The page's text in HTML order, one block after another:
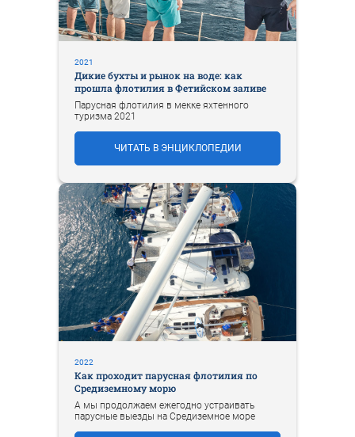
2021
Дикие бухты и рынок на воде: как
прошла флотилия в Фетийском заливе
Парусная флотилия в мекке яхтенного
туризма 2021
ЧИТАТЬ В ЭНЦИКЛОПЕДИИ
2022
Как проходит парусная флотилия по
Средиземному морю
А мы продолжаем ежегодно устраивать
парусные выезды на Средиземное море